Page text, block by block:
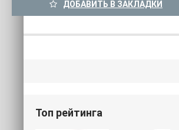
ДОБАВИТЬ В ЗАКЛАДКИ
Топ рейтинга